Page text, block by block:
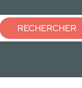
RECHERCHER